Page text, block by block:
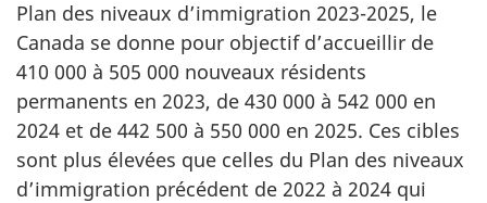
Plan des niveaux d’immigration 2023-2025, le
Canada se donne pour objectif d’accueillir de
410 000 à 505 000 nouveaux résidents
permanents en 2023, de 430 000 à 542 000 en
2024 et de 442 500 à 550 000 en 2025. Ces cibles
sont plus élevées que celles du Plan des niveaux
d’immigration précédent de 2022 à 2024 qui